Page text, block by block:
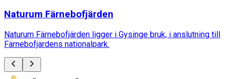
Naturum Färnebofjärden
Naturum Färnebofjärden ligger i Gysinge bruk, i anslutning till
Färnebofjärdens nationalpark.